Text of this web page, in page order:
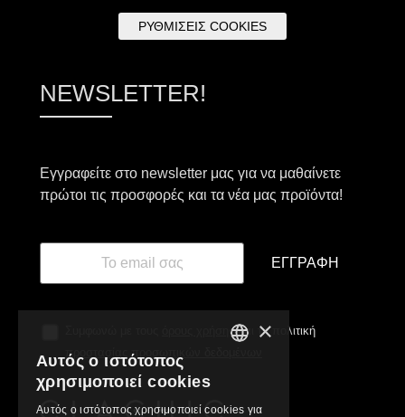
ΡΥΘΜΊΣΕΙΣ COOKIES
NEWSLETTER!
Εγγραφείτε στο newsletter μας για να μαθαίνετε
πρώτοι τις προσφορές και τα νέα μας προϊόντα!
ΕΓΓΡΑΦΉ
όρους χρήσηςκαι τη πολιτική
προστασίας προσωπικών δεδομένων
×
Αυτός ο ιστότοπος
χρησιμοποιεί cookies
Αυτός ο ιστότοπος χρησιμοποιεί cookies για